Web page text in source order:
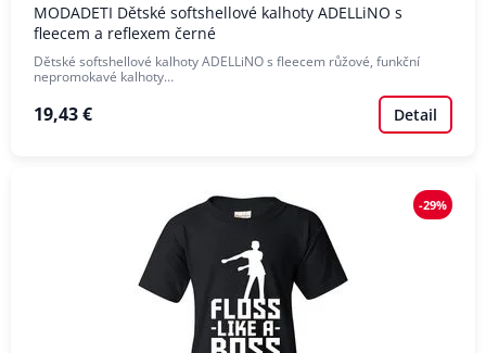
MODADETI Dětské softshellové kalhoty ADELLiNO s
fleecem a reflexem černé
Dětské softshellové kalhoty ADELLiNO s fleecem růžové, funkční
nepromokavé kalhoty…
19,43 € Detail
-29%